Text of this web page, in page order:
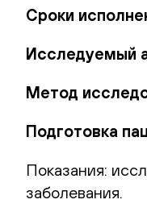
Сроки
Исследуемый
Метод
Подготовка
Показания:
заболевания.